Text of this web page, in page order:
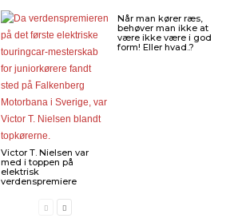
Victor T. Nielsen var
med i toppen på
elektrisk
verdenspremiere
Når man kører ræs,
behøver man ikke at
være ikke være i god
form! Eller hvad..?